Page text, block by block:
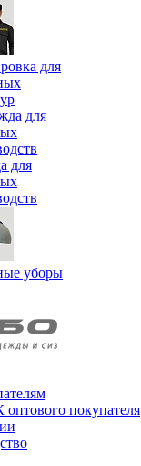
для
для
уборы
покупателя